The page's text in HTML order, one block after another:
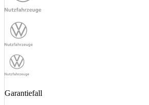
Garantiefall